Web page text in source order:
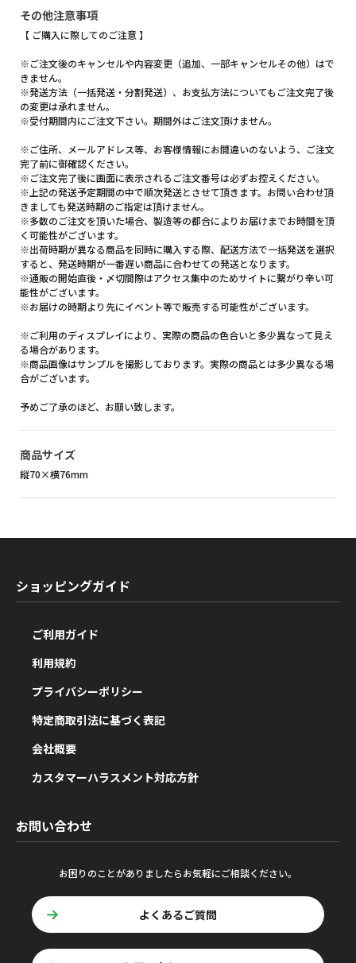
その他注意事項
【 ご購入に際してのご注意 】
※ご注文後のキャンセルや内容変更（追加、一部キャンセルその他）はで
きません。
※発送方法（一括発送・分割発送）、お支払方法についてもご注文完了後
の変更は承れません。
※受付期間内にご注文下さい。期間外はご注文頂けません。
※ご住所、メールアドレス等、お客様情報にお間違いのないよう、ご注文
完了前に御確認ください。
※ご注文完了後に画面に表示されるご注文番号は必ずお控えください。
※上記の発送予定期間の中で順次発送とさせて頂きます。お問い合わせ頂
きましても発送時期のご指定は頂けません。
※多数のご注文を頂いた場合、製造等の都合によりお届けまでお時間を頂
く可能性がございます。
※出荷時期が異なる商品を同時に購入する際、配送方法で一括発送を選択
すると、発送時期が一番遅い商品に合わせての発送となります。
※通販の開始直後・〆切間際はアクセス集中のためサイトに繋がり辛い可
能性がございます。
※お届けの時期より先にイベント等で販売する可能性がございます。
※ご利用のディスプレイにより、実際の商品の色合いと多少異なって見え
る場合があります。
※商品画像はサンプルを撮影しております。実際の商品とは多少異なる場
合がございます。
予めご了承のほど、お願い致します。
商品サイズ
縦70×横76mm
ショッピングガイド
ご利用ガイド
利用規約
プライバシーポリシー
特定商取引法に基づく表記
会社概要
カスタマーハラスメント対応方針
お問い合わせ
お困りのことがありましたらお気軽にご相談ください。
よくあるご質問